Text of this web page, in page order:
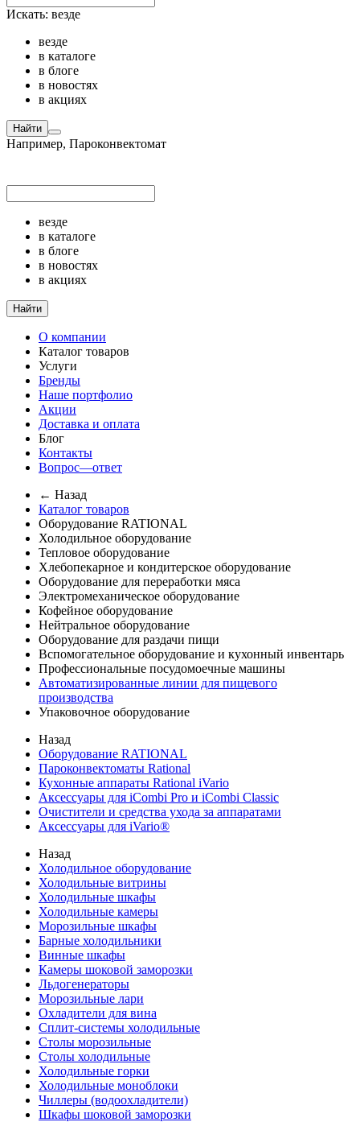
Искать: везде
везде
в каталоге
в блоге
в новостях
в акциях
Найти
Например, Пароконвектомат
везде
в каталоге
в блоге
в новостях
в акциях
Найти
О компании
Каталог товаров
Услуги
Бренды
Наше портфолио
Акции
Доставка и оплата
Блог
Контакты
Вопрос—ответ
← Назад
Каталог товаров
Оборудование RATIONAL
Холодильное оборудование
Тепловое оборудование
Хлебопекарное и кондитерское оборудование
Оборудование для переработки мяса
Электромеханическое оборудование
Кофейное оборудование
Нейтральное оборудование
Оборудование для раздачи пищи
Вспомогательное оборудование и кухонный инвентарь
Профессиональные посудомоечные машины
Автоматизированные линии для пищевого
производства
Упаковочное оборудование
Назад
Оборудование RATIONAL
Пароконвектоматы Rational
Кухонные аппараты Rational iVario
Аксессуары для iCombi Pro и iCombi Classic
Очистители и средства ухода за аппаратами
Аксессуары для iVario®
Назад
Холодильное оборудование
Холодильные витрины
Холодильные шкафы
Холодильные камеры
Морозильные шкафы
Барные холодильники
Винные шкафы
Камеры шоковой заморозки
Льдогенераторы
Морозильные лари
Охладители для вина
Сплит-системы холодильные
Столы морозильные
Столы холодильные
Холодильные горки
Холодильные моноблоки
Чиллеры (водоохладители)
Шкафы шоковой заморозки